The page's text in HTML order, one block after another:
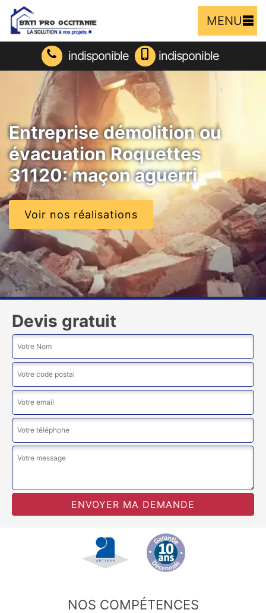
MENU
indisponible indisponible
Entreprise démolition ou
évacuation Roquettes
31120: maçon aguerri
Voir nos réalisations
Devis gratuit
NOS COMPÉTENCES